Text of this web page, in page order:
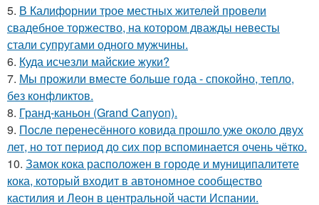
5. В Калифорнии трое местных жителей провели
свадебное торжество, на котором дважды невесты
стали супругами одного мужчины.
6. Куда исчезли майские жуки?
7. Мы прожили вместе больше года - спокойно, тепло,
без конфликтов.
8. Гранд-каньон (Grand Canyon).
9. После перенесённого ковида прошло уже около двух
лет, но тот период до сих пор вспоминается очень чётко.
10. Замок кока расположен в городе и муниципалитете
кока, который входит в автономное сообщество
кастилия и Леон в центральной части Испании.